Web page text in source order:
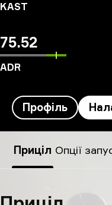
KAST
75.52
ADR
Профіль
Приціл Опції